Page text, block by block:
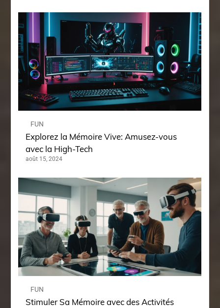
FUN
Explorez la Mémoire Vive: Amusez-vous
avec la High-Tech
août 15, 2024
FUN
Stimuler Sa Mémoire avec des Activités